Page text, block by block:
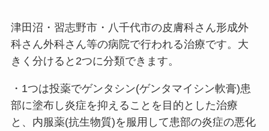
津田沼・習志野市・八千代市の皮膚科さん形成外
科さん外科さん等の病院で行われる治療です。大
きく分けると2つに分類できます。
・1つは投薬でゲンタシン(ゲンタマイシン軟膏)患
部に塗布し炎症を抑えることを目的とした治療
と、内服薬(抗生物質)を服用して患部の炎症の悪化